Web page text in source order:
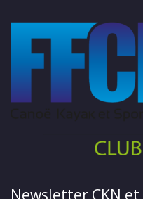
Newsletter CKN